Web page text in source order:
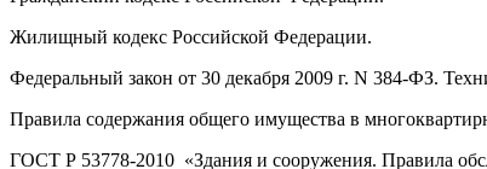
Жилищный кодекс Российской Федерации.
Федеральный закон от 30 декабря 2009 г. N 384-ФЗ.
Правила содержания общего имущества в
ГОСТ Р 53778-2010 «Здания и сооружения. Правила